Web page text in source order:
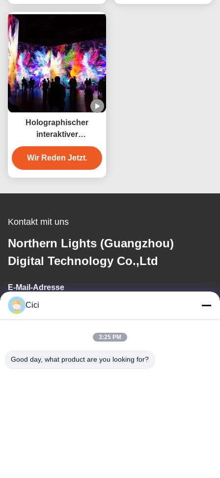
Holographischer
interaktiver
Wandprojektor 3200
Lumen Immersive Wand
für Dekoration
Wir Reden Jetzt.
Kontakt mit uns
Northern Lights (Guangzhou)
Digital Technology Co.,Ltd
E-Mail-Adresse
sales03@bjgprojection.com
Adresse
Cici
3:25 PM
Good day, what product are you looking for?